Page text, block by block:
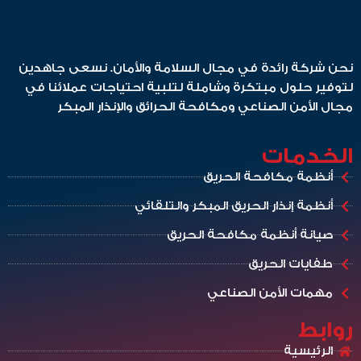
نحن شركة رائدة في مجال السلامة والأمان. نسعى جاهدين
لتوفير حلول مبتكرة وشاملة لتلبية احتياجات عملائنا في
مجال الأمن الصناعي ومكافحة الحرائق والإنذار المبكر
الخدمات
أنظمة مكافحة الحريق
أنظمة إنذار الحريق المبكر والتلقائي
صيانة أنظمة مكافحة الحريق
طفايات الحريق
مهمات الأمن الصناعي
روابط
الرئيسية